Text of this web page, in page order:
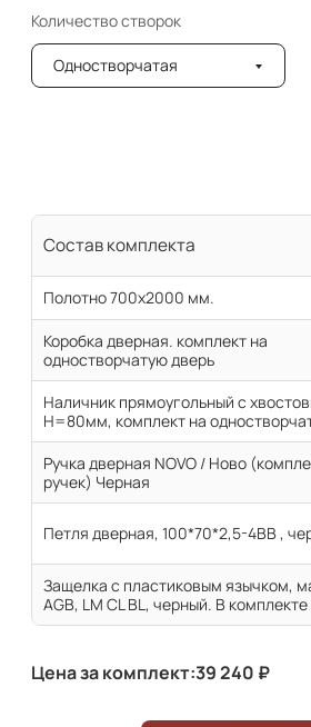
Количество створок
Одностворчатая
Состав комплекта
Полотно 700x2000 мм.
Коробка дверная. комплект на
одностворчатую дверь
Наличник прямоугольный с
H=80мм, комплект на
Ручка дверная NOVO / Ново
ручек) Черная
Петля дверная, 100*70*2,5-4ВВ ,
Защелка с пластиковым язычком,
AGB, LM CL BL, черный. В
Цена за комплект:39 240 ₽